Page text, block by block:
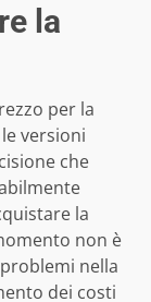
la
per la
versioni
che
la
non è
nella
dei costi